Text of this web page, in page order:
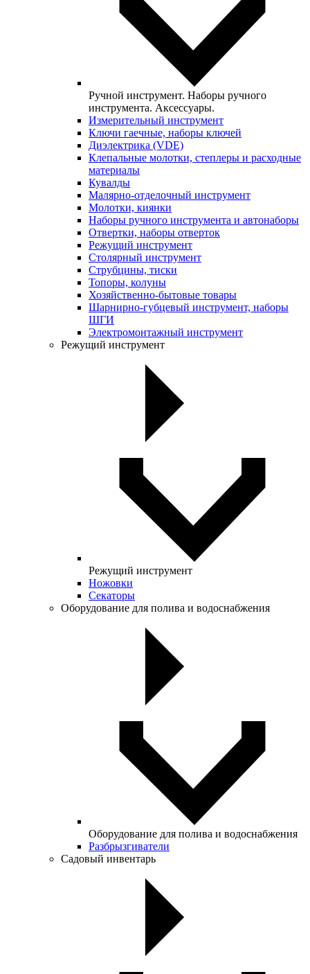
Ручной инструмент. Наборы ручного
инструмента. Аксессуары.
Измерительный инструмент
Ключи гаечные, наборы ключей
Диэлектрика (VDE)
Клепальные молотки, степлеры и расходные
материалы
Кувалды
Малярно-отделочный инструмент
Молотки, киянки
Наборы ручного инструмента и автонаборы
Отвертки, наборы отверток
Режущий инструмент
Столярный инструмент
Струбцины, тиски
Топоры, колуны
Хозяйственно-бытовые товары
Шарнирно-губцевый инструмент, наборы
ШГИ
Электромонтажный инструмент
Режущий инструмент
Режущий инструмент
Ножовки
Секаторы
Оборудование для полива и водоснабжения
Оборудование для полива и водоснабжения
Разбрызгиватели
Садовый инвентарь